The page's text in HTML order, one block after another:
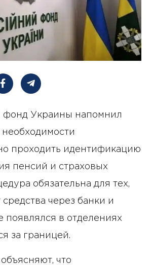
фонд Украины напомнил
проходить идентификацию
пенсий и страховых
обязательна для тех,
средства через банки и
появлялся в отделениях
за границей.
что